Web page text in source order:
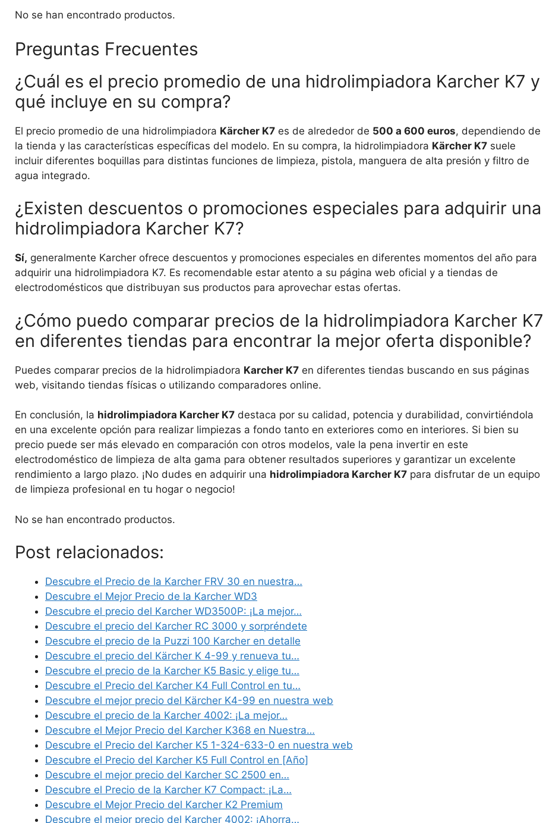
No se han encontrado productos.
Preguntas Frecuentes
¿Cuál es el precio promedio de una hidrolimpiadora Karcher K7 y
qué incluye en su compra?
El precio promedio de una hidrolimpiadora Kärcher K7 es de alrededor de 500 a 600 euros, dependiendo de
la tienda y las características específicas del modelo. En su compra, la hidrolimpiadora Kärcher K7 suele
incluir diferentes boquillas para distintas funciones de limpieza, pistola, manguera de alta presión y filtro de
agua integrado.
¿Existen descuentos o promociones especiales para adquirir una
hidrolimpiadora Karcher K7?
Sí, generalmente Karcher ofrece descuentos y promociones especiales en diferentes momentos del año para
adquirir una hidrolimpiadora K7. Es recomendable estar atento a su página web oficial y a tiendas de
electrodomésticos que distribuyan sus productos para aprovechar estas ofertas.
¿Cómo puedo comparar precios de la hidrolimpiadora Karcher K7
en diferentes tiendas para encontrar la mejor oferta disponible?
Puedes comparar precios de la hidrolimpiadora Karcher K7 en diferentes tiendas buscando en sus páginas
web, visitando tiendas físicas o utilizando comparadores online.
En conclusión, la hidrolimpiadora Karcher K7 destaca por su calidad, potencia y durabilidad, convirtiéndola
en una excelente opción para realizar limpiezas a fondo tanto en exteriores como en interiores. Si bien su
precio puede ser más elevado en comparación con otros modelos, vale la pena invertir en este
electrodoméstico de limpieza de alta gama para obtener resultados superiores y garantizar un excelente
rendimiento a largo plazo. ¡No dudes en adquirir una hidrolimpiadora Karcher K7 para disfrutar de un equipo
de limpieza profesional en tu hogar o negocio!
No se han encontrado productos.
Post relacionados:
Descubre el Precio de la Karcher FRV 30 en nuestra…
Descubre el Mejor Precio de la Karcher WD3
Descubre el precio del Karcher WD3500P: ¡La mejor…
Descubre el precio del Karcher RC 3000 y sorpréndete
Descubre el precio de la Puzzi 100 Karcher en detalle
Descubre el precio del Kärcher K 4-99 y renueva tu…
Descubre el precio de la Karcher K5 Basic y elige tu…
Descubre el Precio del Karcher K4 Full Control en tu…
Descubre el mejor precio del Kärcher K4-99 en nuestra web
Descubre el precio de la Karcher 4002: ¡La mejor…
Descubre el Mejor Precio del Karcher K368 en Nuestra…
Descubre el Precio del Karcher K5 1-324-633-0 en nuestra web
Descubre el Precio del Karcher K5 Full Control en [Año]
Descubre el mejor precio del Karcher SC 2500 en…
Descubre el Precio de la Karcher K7 Compact: ¡La…
Descubre el Mejor Precio del Karcher K2 Premium
Descubre el mejor precio del Karcher 4002: ¡Ahorra…